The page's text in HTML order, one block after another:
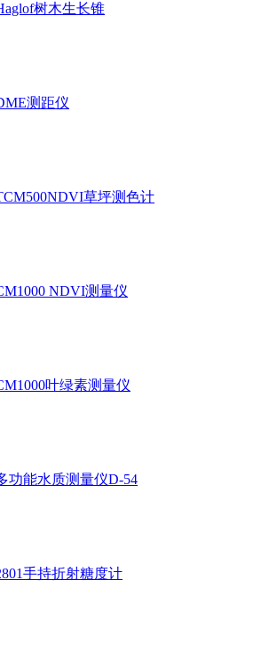
树木生长锥
测距仪
草坪测色计
NDVI测量仪
叶绿素测量仪
功能水质测量仪D-54
手持折射糖度计